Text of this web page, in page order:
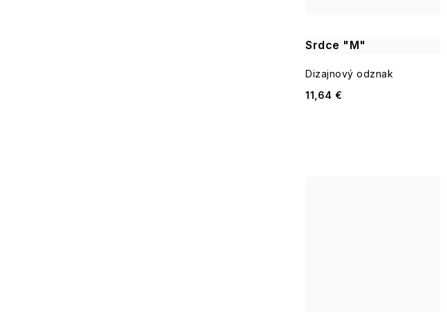
Srdce "M"
Dizajnový odznak
11,64 €